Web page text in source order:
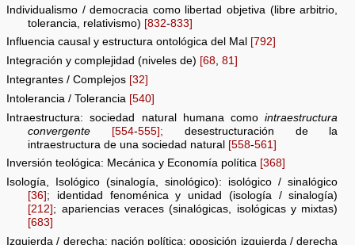
Individualismo / democracia como libertad objetiva (libre arbitrio,
tolerancia, relativismo) [832-833]
Influencia causal y estructura ontológica del Mal [792]
Integración y complejidad (niveles de) [68,81]
Integrantes / Complejos [32]
Intolerancia / Tolerancia [540]
Intraestructura: sociedad natural humana comointraestructura
convergente
[554-555]; desestructuración de la
intraestructura de una sociedad natural [558-561]
Inversión teológica: Mecánica y Economía política [368]
Isología, Isológico (sinalogía, sinológico): isológico / sinalógico
[36] ; identidad fenoménica y unidad (isología / sinalogía)
[212] ; apariencias veraces (sinalógicas, isológicas y mixtas)
[683]
Izquierda / derecha: nación política: oposición izquierda / derecha